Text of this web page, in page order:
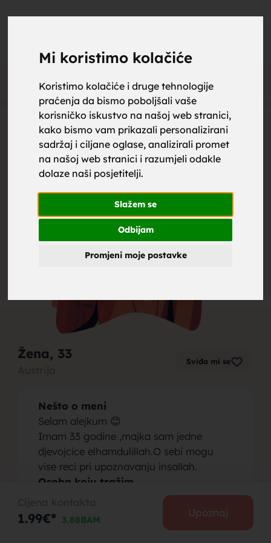
Mi koristimo kolačiće
Koristimo kolačiće i druge tehnologije
praćenja da bismo poboljšali vaše
korisničko iskustvo na našoj web stranici,
kako bismo vam prikazali personalizirani
sadržaj i ciljane oglase, analizirali promet
na našoj web stranici i razumjeli odakle
dolaze naši posjetitelji.
Slažem se
Odbijam
Promjeni moje postavke
Oglas
Žena, 33 Sviđa mi se
Nešto o meni
Selam alejkum 😊
Imam 33 godine ,majka sam jedne
djevojcice elhamdulillah.O sebi mogu
vise reci pri upoznavanju insallah.
Osoba koju tražim
Voljela bih upoznati muskarca 34 -45
godina.Da je lijepog ahlaka ,vrijedan i
saburli 😊.Ostala pitanja,osobine ,sa
1.99€* 3.88BAM
Upoznaj
upoznaj
za brak,
zene za
brak,
muskarci
za brak,